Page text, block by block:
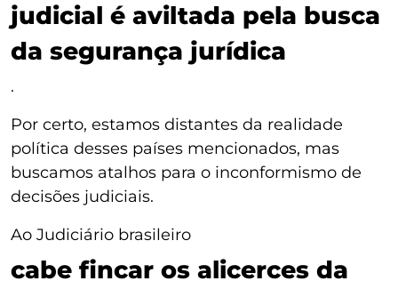
judicial é aviltada pela busca
da segurança jurídica
.
Por certo, estamos distantes da realidade
política desses países mencionados, mas
buscamos atalhos para o inconformismo de
decisões judiciais.
Ao Judiciário brasileiro
cabe fincar os alicerces da